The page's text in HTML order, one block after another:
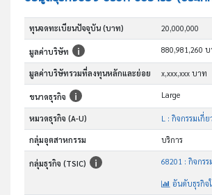
ทุนจดทะเบียนปัจจุบัน (บาท) 20,000,000
มูลค่าบริษัท 880,981,260
มูลค่าบริษัทรวมที่ลงทุนหลักและย่อย x,xxx,xxx บาท
ขนาดธุรกิจ Large
หมวดธุรกิจ (A-U) L : กิจกรรมเกี่
กลุ่มอุตสาหกรรม บริการ
กลุ่มธุรกิจ (TSIC)
อันดับธุรกิจ